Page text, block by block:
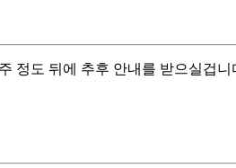
정도 뒤에 추후 안내를 받으실겁